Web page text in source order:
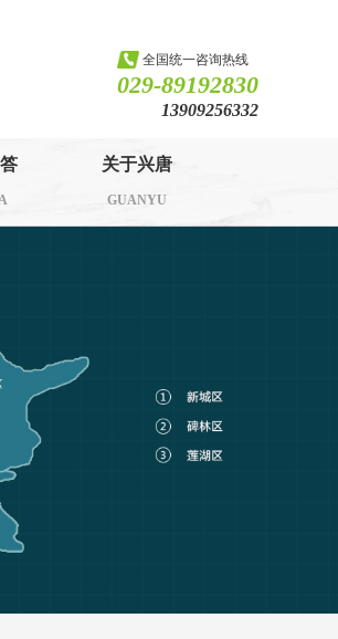
全国统一咨询热线
029-89192830
13909256332
关于兴唐
GUANYU